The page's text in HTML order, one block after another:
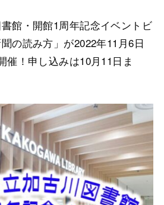
館・開館1周年記念イベントビ
の読み方」が2022年11月6日
催！申し込みは10月11日ま